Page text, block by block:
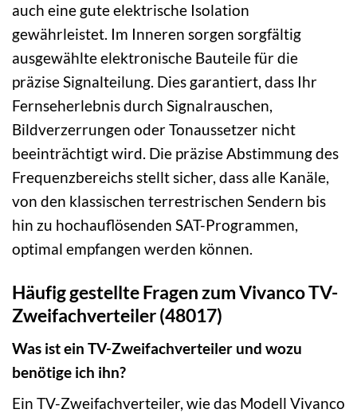
auch eine gute elektrische Isolation
gewährleistet. Im Inneren sorgen sorgfältig
ausgewählte elektronische Bauteile für die
präzise Signalteilung. Dies garantiert, dass Ihr
Fernseherlebnis durch Signalrauschen,
Bildverzerrungen oder Tonaussetzer nicht
beeinträchtigt wird. Die präzise Abstimmung des
Frequenzbereichs stellt sicher, dass alle Kanäle,
von den klassischen terrestrischen Sendern bis
hin zu hochauflösenden SAT-Programmen,
optimal empfangen werden können.
Häufig gestellte Fragen zum Vivanco TV-
Zweifachverteiler (48017)
Was ist ein TV-Zweifachverteiler und wozu
benötige ich ihn?
Ein TV-Zweifachverteiler, wie das Modell Vivanco